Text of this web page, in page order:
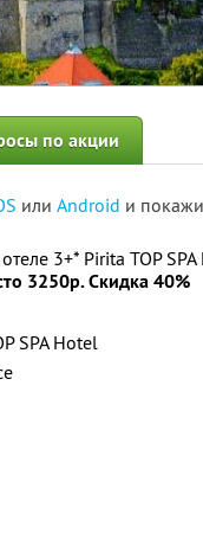
по акции
или Android и
3+* Pirita TOP SPA
3250р. Скидка 40%
SPA Hotel